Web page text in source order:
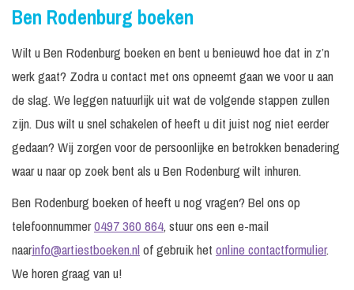
Ben Rodenburg boeken
Wilt u Ben Rodenburg boeken en bent u benieuwd hoe dat in z’n
werk gaat? Zodra u contact met ons opneemt gaan we voor u aan
de slag. We leggen natuurlijk uit wat de volgende stappen zullen
zijn. Dus wilt u snel schakelen of heeft u dit juist nog niet eerder
gedaan? Wij zorgen voor de persoonlijke en betrokken benadering
waar u naar op zoek bent als u Ben Rodenburg wilt inhuren.
Ben Rodenburg boeken of heeft u nog vragen? Bel ons op
telefoonnummer0497 360 864, stuur ons een e-mail
naarinfo@artiestboeken.nlof gebruik het online contactformulier.
We horen graag van u!